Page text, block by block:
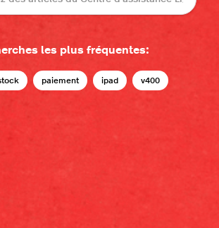
les plus fréquentes:
paiement ipad v400